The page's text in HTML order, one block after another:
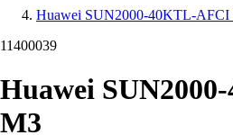
Huawei SUN2000-40KTL-AFCI
11400039
Huawei
M3